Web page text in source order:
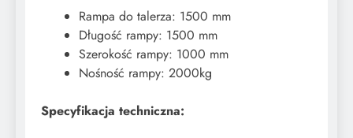
Rampa do talerza: 1500 mm
Długość rampy: 1500 mm
Szerokość rampy: 1000 mm
Nośność rampy: 2000kg
Specyfikacja techniczna: